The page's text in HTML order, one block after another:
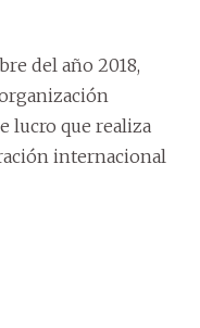
del año 2018,
lucro que realiza
internacional